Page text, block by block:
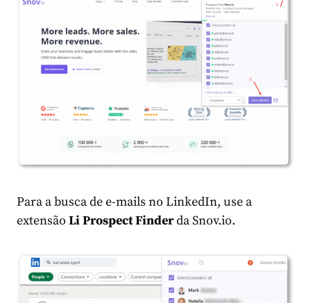
Para a busca de e-mails no LinkedIn, use a
extensão Li Prospect Finderda Snov.io.